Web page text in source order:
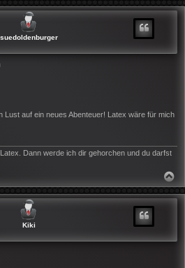
C
suedoldenburger
Lust auf ein neues Abenteuer! Latex wäre für mich
Dann werde ich dir gehorchen und du darfst
C
Kiki